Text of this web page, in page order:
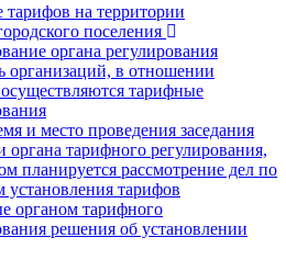
тарифов на территории
поселения
органа регулирования
организаций, в отношении
тарифные
и место проведения заседания
органа тарифного регулирования,
планируется рассмотрение дел по
установления тарифов
органом тарифного
решения об установлении